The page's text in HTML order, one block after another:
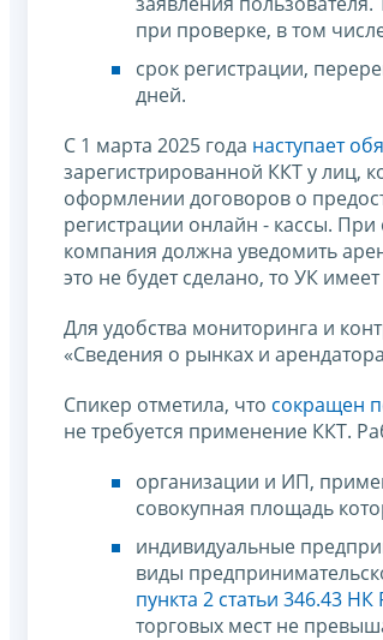
при проверке, в том
срок регистрации,
дней.
С 1 марта 2025 года наступает
зарегистрированной ККТ у лиц,
оформлении договоров о
регистрации онлайн - кассы.
компания должна уведомить
это не будет сделано, то УК
Для удобства мониторинга и
«Сведения о рынках и
Спикер отметила, что сокращен
не требуется применение ККТ.
организации и ИП,
совокупная площадь
индивидуальные
виды
пункта 2 статьи 346.43 НК
торговых мест не